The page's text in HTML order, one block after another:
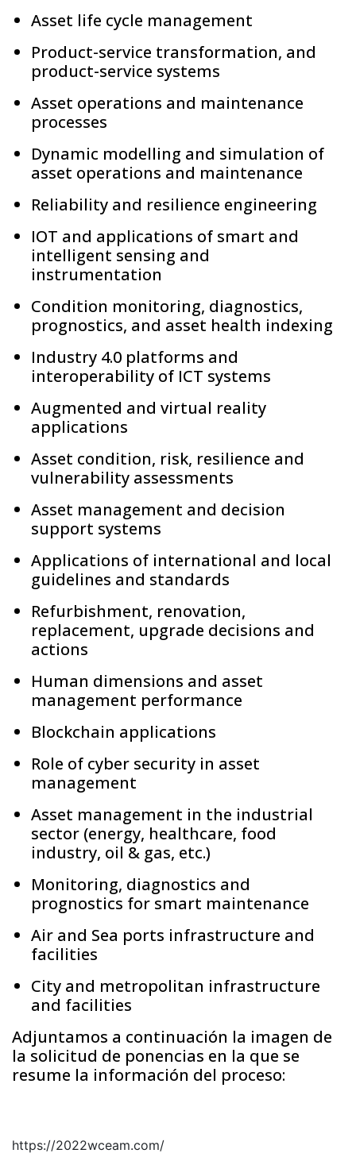
Asset life cycle management
Product-service transformation, and
product-service systems
Asset operations and maintenance
processes
Dynamic modelling and simulation of
asset operations and maintenance
Reliability and resilience engineering
IOT and applications of smart and
intelligent sensing and
instrumentation
Condition monitoring, diagnostics,
prognostics, and asset health indexing
Industry 4.0 platforms and
interoperability of ICT systems
Augmented and virtual reality
applications
Asset condition, risk, resilience and
vulnerability assessments
Asset management and decision
support systems
Applications of international and local
guidelines and standards
Refurbishment, renovation,
replacement, upgrade decisions and
actions
Human dimensions and asset
management performance
Blockchain applications
Role of cyber security in asset
management
Asset management in the industrial
sector (energy, healthcare, food
industry, oil & gas, etc.)
Monitoring, diagnostics and
prognostics for smart maintenance
Air and Sea ports infrastructure and
facilities
City and metropolitan infrastructure
and facilities
Adjuntamos a continuación la imagen de
la solicitud de ponencias en la que se
resume la información del proceso:
https://2022wceam.com/